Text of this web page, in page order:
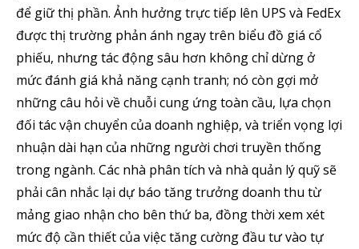
để giữ thị phần. Ảnh hưởng trực tiếp lên UPS và FedEx
được thị trường phản ánh ngay trên biểu đồ giá cổ
phiếu, nhưng tác động sâu hơn không chỉ dừng ở
mức đánh giá khả năng cạnh tranh; nó còn gợi mở
những câu hỏi về chuỗi cung ứng toàn cầu, lựa chọn
đối tác vận chuyển của doanh nghiệp, và triển vọng lợi
nhuận dài hạn của những người chơi truyền thống
trong ngành. Các nhà phân tích và nhà quản lý quỹ sẽ
phải cân nhắc lại dự báo tăng trưởng doanh thu từ
mảng giao nhận cho bên thứ ba, đồng thời xem xét
mức độ cần thiết của việc tăng cường đầu tư vào tự